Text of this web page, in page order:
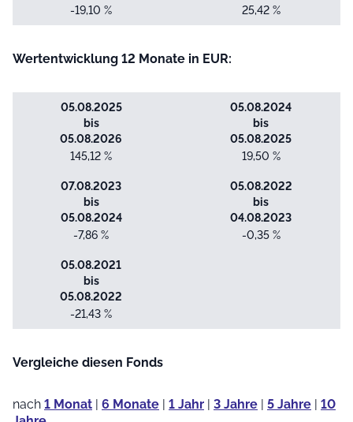
-19,10 %
25,42 %
Wertentwicklung 12 Monate in EUR:
05.08.2025
bis
05.08.2026
145,12 %
05.08.2024
bis
05.08.2025
19,50 %
07.08.2023
bis
05.08.2024
-7,86 %
05.08.2022
bis
04.08.2023
-0,35 %
05.08.2021
bis
05.08.2022
-21,43 %
Vergleiche diesen Fonds
nach 1 Monat | 6 Monate | 1 Jahr | 3 Jahre | 5 Jahre | 10